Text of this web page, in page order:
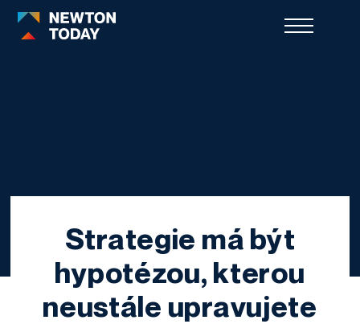
Strategie má být
hypotézou, kterou
neustále upravujete